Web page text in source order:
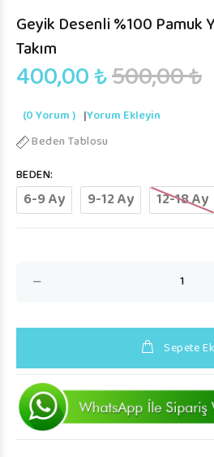
Geyik Desenli %100 Pamuk
Takım
400,00 ₺500,00 ₺
(0 Yorum ) |Yorum Ekleyin
Beden Tablosu
BEDEN:
6-9 Ay 9-12 Ay 12-18 Ay
Sepete